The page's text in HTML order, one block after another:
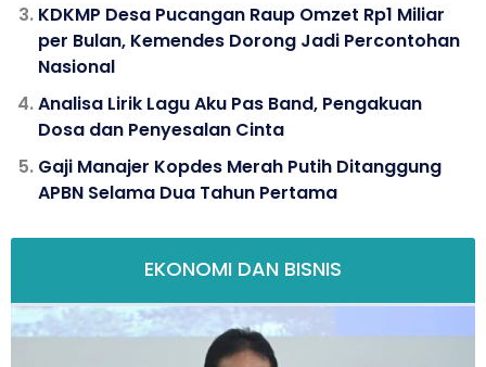
KDKMP Desa Pucangan Raup Omzet Rp1 Miliar
per Bulan, Kemendes Dorong Jadi Percontohan
Nasional
Analisa Lirik Lagu Aku Pas Band, Pengakuan
Dosa dan Penyesalan Cinta
Gaji Manajer Kopdes Merah Putih Ditanggung
APBN Selama Dua Tahun Pertama
EKONOMI DAN BISNIS